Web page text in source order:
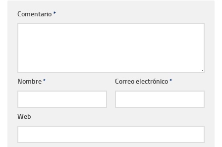
Comentario*
Nombre* Correo electrónico*
Web